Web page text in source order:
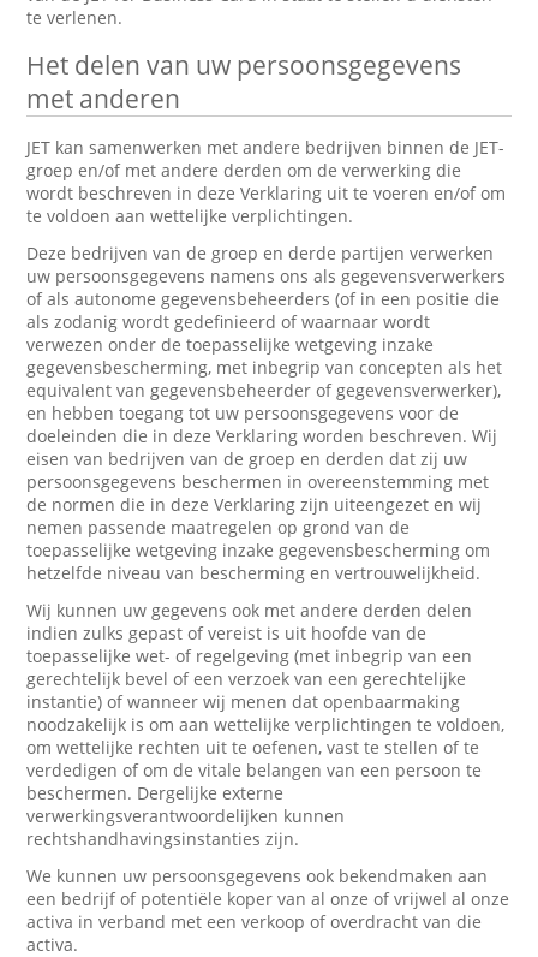
te verlenen.
Het delen van uw persoonsgegevens
met anderen
JET kan samenwerken met andere bedrijven binnen de JET-
groep en/of met andere derden om de verwerking die
wordt beschreven in deze Verklaring uit te voeren en/of om
te voldoen aan wettelijke verplichtingen.
Deze bedrijven van de groep en derde partijen verwerken
uw persoonsgegevens namens ons als gegevensverwerkers
of als autonome gegevensbeheerders (of in een positie die
als zodanig wordt gedefinieerd of waarnaar wordt
verwezen onder de toepasselijke wetgeving inzake
gegevensbescherming, met inbegrip van concepten als het
equivalent van gegevensbeheerder of gegevensverwerker),
en hebben toegang tot uw persoonsgegevens voor de
doeleinden die in deze Verklaring worden beschreven. Wij
eisen van bedrijven van de groep en derden dat zij uw
persoonsgegevens beschermen in overeenstemming met
de normen die in deze Verklaring zijn uiteengezet en wij
nemen passende maatregelen op grond van de
toepasselijke wetgeving inzake gegevensbescherming om
hetzelfde niveau van bescherming en vertrouwelijkheid.
Wij kunnen uw gegevens ook met andere derden delen
indien zulks gepast of vereist is uit hoofde van de
toepasselijke wet- of regelgeving (met inbegrip van een
gerechtelijk bevel of een verzoek van een gerechtelijke
instantie) of wanneer wij menen dat openbaarmaking
noodzakelijk is om aan wettelijke verplichtingen te voldoen,
om wettelijke rechten uit te oefenen, vast te stellen of te
verdedigen of om de vitale belangen van een persoon te
beschermen. Dergelijke externe
verwerkingsverantwoordelijken kunnen
rechtshandhavingsinstanties zijn.
We kunnen uw persoonsgegevens ook bekendmaken aan
een bedrijf of potentiële koper van al onze of vrijwel al onze
activa in verband met een verkoop of overdracht van die
activa.